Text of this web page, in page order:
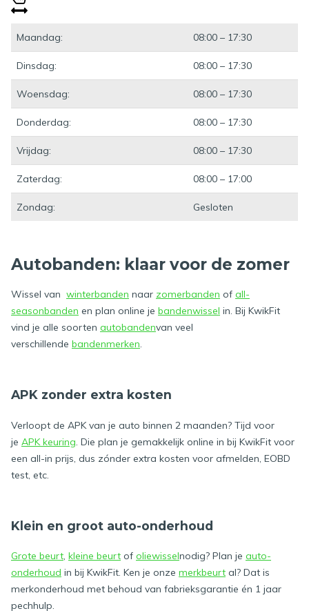
Maandag: 08:00 – 17:30
Dinsdag: 08:00 – 17:30
Woensdag: 08:00 – 17:30
Donderdag: 08:00 – 17:30
Vrijdag: 08:00 – 17:30
Zaterdag: 08:00 – 17:00
Zondag: Gesloten
Autobanden: klaar voor de zomer
Wissel van winterbanden naar zomerbanden of all-
seasonbanden en plan online je bandenwissel in. Bij KwikFit
vind je alle soorten autobandenvan veel
verschillende bandenmerken.
APK zonder extra kosten
Verloopt de APK van je auto binnen 2 maanden? Tijd voor
je APK keuring. Die plan je gemakkelijk online in bij KwikFit voor
een all-in prijs, dus zónder extra kosten voor afmelden, EOBD
test, etc.
Klein en groot auto-onderhoud
Grote beurt, kleine beurt of oliewisselnodig? Plan je auto-
onderhoud in bij KwikFit. Ken je onze merkbeurt al? Dat is
merkonderhoud met behoud van fabrieksgarantie én 1 jaar
pechhulp.